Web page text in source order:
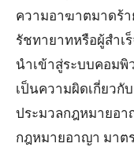
ความอาฆาตมาดร้
รัชทายาทหรือผู้สำเ
นำเข้าสู่ระบบคอมพิ
เป็นความผิดเกี่ยว
ประมวลกฎหมายอ
กฎหมายอาญา มาต